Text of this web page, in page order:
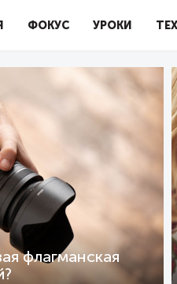
ФОКУС УРОКИ
флагманская